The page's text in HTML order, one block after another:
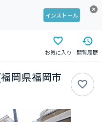
インストール
お気に入り 閲覧履歴
岡県福岡市